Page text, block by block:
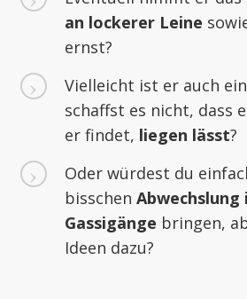
an lockerer Leine
ernst?
Vielleicht ist er auch
schaffst es nicht, dass
er findet, liegen lässt?
Oder würdest du
bisschen Abwechslung
Gassigänge bringen,
Ideen dazu?